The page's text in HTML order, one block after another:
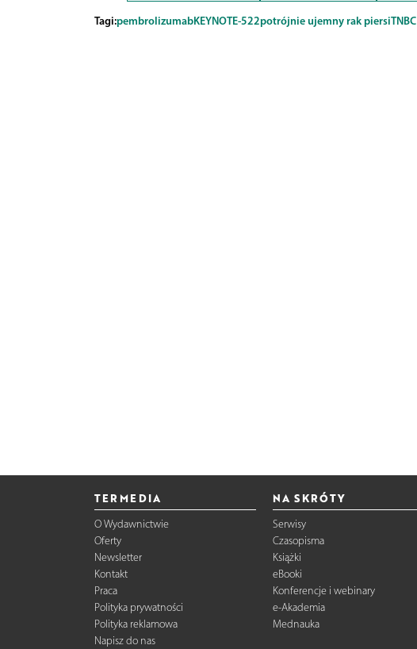
Tagi:pembrolizumabKEYNOTE-522potrójnie ujemny rak piersiTNBC
TERMEDIA
O Wydawnictwie
Oferty
Newsletter
Kontakt
Praca
Polityka prywatności
Polityka reklamowa
Napisz do nas
NA SKRÓTY
Serwisy
Czasopisma
Książki
eBooki
Konferencje i webinary
e-Akademia
Mednauka